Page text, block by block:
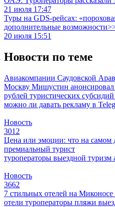
21 июля 17:47
Туры на GDS-рейсах:
дополнительные
20 июля 15:51
Новости по теме
Авиакомпании Саудовской
Москву Мишустин
рублей туристических
можно ли давать рекламу в
Новость
3012
Цена или эмоции: что на самом
премиальный турист
туроператоры выездной туризм
Новость
3662
7 стильных отелей на Миконосе
отели туроператоры пляжи